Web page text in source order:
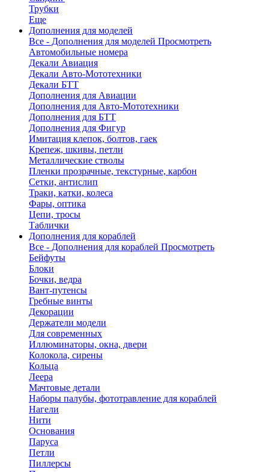
Трубки
Еще
Дополнения для моделей
Все - Дополнения для моделей Просмотреть
Автомобильные номера
Декали Авиация
Декали Авто-Мототехники
Декали БТТ
Дополнения для Авиации
Дополнения для Авто-Мототехники
Дополнения для БТТ
Дополнения для Фигур
Имитация клепок, болтов, гаек
Крепеж, шкивы, петли
Металлические стволы
Пленки прозрачные, текстурные, карбон
Сетки, антислип
Траки, катки, колеса
Фары, оптика
Цепи, тросы
Таблички
Дополнения для кораблей
Все - Дополнения для кораблей Просмотреть
Бейфуты
Блоки
Бочки, ведра
Вант-путенсы
Гребные винты
Декорации
Держатели модели
Для современных
Иллюминаторы, окна, двери
Колокола, сирены
Кольца
Леера
Мачтовые детали
Наборы палубы, фототравление для кораблей
Нагели
Нити
Основания
Паруса
Петли
Пиллерсы